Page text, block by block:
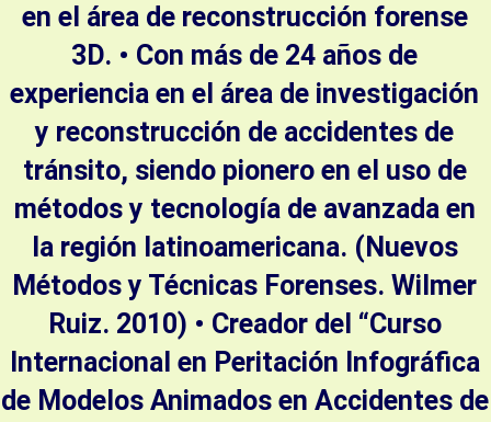
en el área de reconstrucción forense
3D. • Con más de 24 años de
experiencia en el área de investigación
y reconstrucción de accidentes de
tránsito, siendo pionero en el uso de
métodos y tecnología de avanzada en
la región latinoamericana. (Nuevos
Métodos y Técnicas Forenses. Wilmer
Ruiz. 2010) • Creador del “Curso
Internacional en Peritación Infográfica
de Modelos Animados en Accidentes de